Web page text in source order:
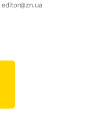
editor@zn.ua